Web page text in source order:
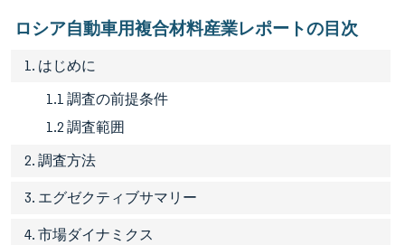
ロシア自動車用複合材料産業レポートの目次
1. はじめに
1.1 調査の前提条件
1.2 調査範囲
2. 調査方法
3. エグゼクティブサマリー
4. 市場ダイナミクス